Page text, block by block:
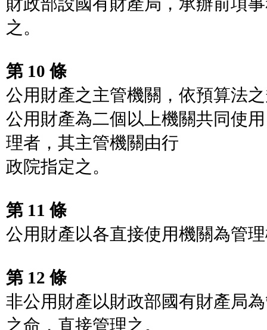
之。
第 10 條
公用財產之主管機關，依預算法
公用財產為二個以上機關共同使
理者，其主管機關由行
政院指定之。
第 11 條
公用財產以各直接使用機關為管
第 12 條
非公用財產以財政部國有財產局
之命，直接管理之。